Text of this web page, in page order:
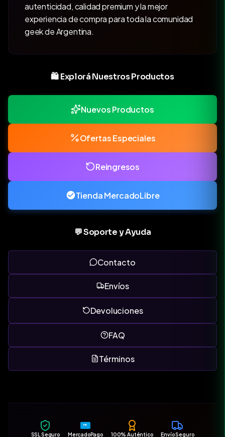
autenticidad, calidad premium y la mejor
experiencia de compra para toda la comunidad
geek de Argentina.
🛍️ Explorá Nuestros Productos
Nuevos Productos
Ofertas Especiales
Reingresos
Tienda MercadoLibre
💬 Soporte y Ayuda
Contacto
Envíos
Devoluciones
FAQ
Términos
SSL Seguro
MP
MercadoPago 100% Auténtico Envío Seguro